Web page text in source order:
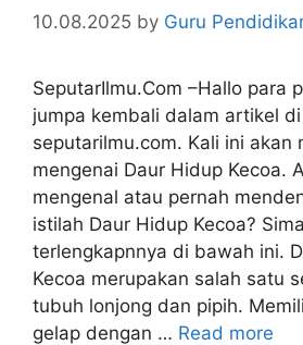
10.08.2025 by Guru
SeputarIlmu.Com –Hallo para
jumpa kembali dalam artikel di
seputarilmu.com. Kali ini akan
mengenai Daur Hidup Kecoa.
mengenal atau pernah
istilah Daur Hidup Kecoa?
terlengkapnnya di bawah ini.
Kecoa merupakan salah satu
tubuh lonjong dan pipih.
gelap dengan … Read more